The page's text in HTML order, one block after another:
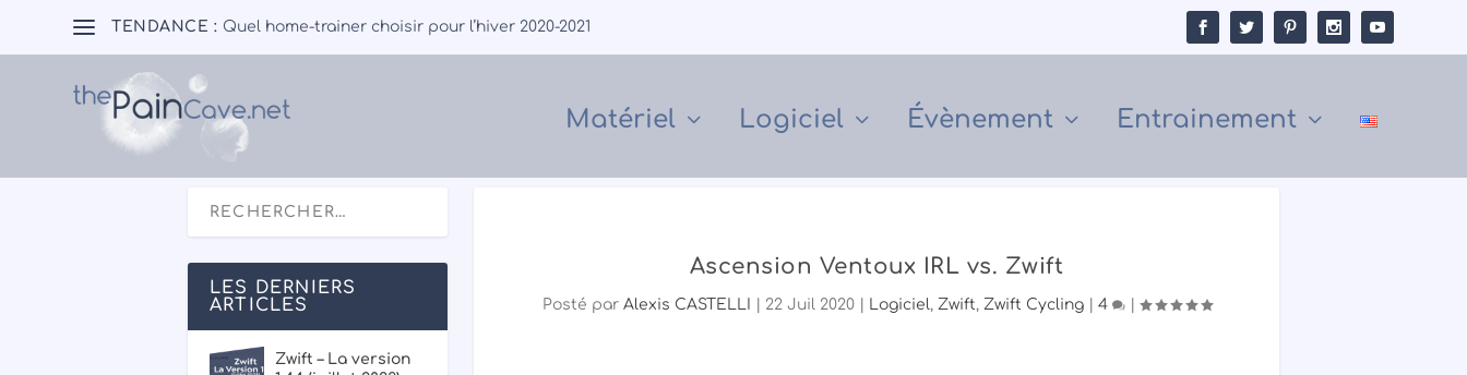
TENDANCE : Quel home-trainer choisir pour l’hiver 2020-2021
Matériel Logiciel Évènement Entrainement
Ascension Ventoux IRL vs. Zwift
Posté par Alexis CASTELLI 22 Juil 2020| Logiciel, Zwift, Zwift Cycling| 4 |
LES DERNIERS
ARTICLES
Zwift – La version